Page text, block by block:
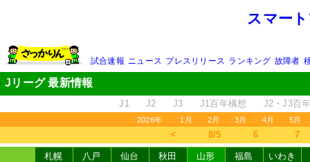
スマー
試合速報 ニュース プレスリリース ランキング 故障者
Jリーグ 最新情報
J1 J2 J3 J1百年構想 J2・J3百
2026年 1月 2月 3月 4月 5月
＜ 8/5 6 7
札幌 八戸 仙台 秋田 山形 福島
いわき